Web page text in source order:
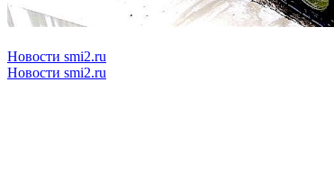
Новости smi2.ru
Новости smi2.ru